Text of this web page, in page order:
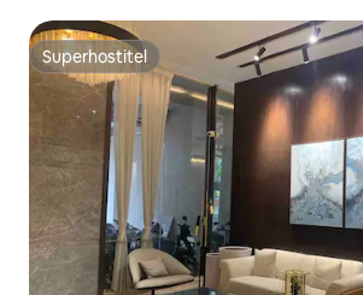
Superhostitel
Superhostitel